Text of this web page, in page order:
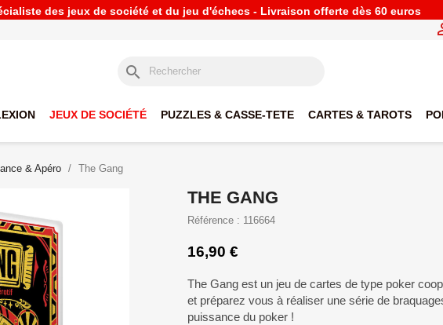
des jeux de société et du jeu d'échecs - Livraison offerte dès 60 euros
search
JEUX DE SOCIÉTÉ PUZZLES & CASSE-TETE CARTES & TAROTS
& Apéro The Gang
THE GANG
Référence : 116664
16,90 €
The Gang est un jeu de cartes de type poker
et préparez vous à réaliser une série de
puissance du poker !